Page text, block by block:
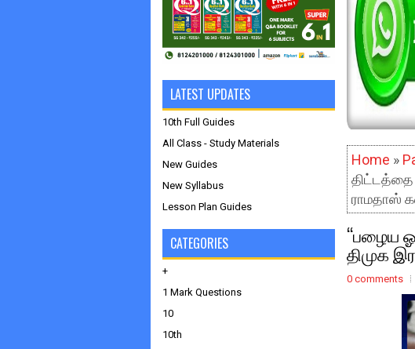
Home »
திட்டத்தை
ராமதாஸ்
“பழைய
திமுக
0 comments
LATEST UPDATES
10th Full Guides
All Class - Study Materials
New Guides
New Syllabus
Lesson Plan Guides
CATEGORIES
+
1 Mark Questions
10
10th